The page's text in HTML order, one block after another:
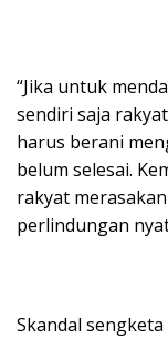
“Jika untuk
sendiri saja
harus berani
belum selesai.
rakyat
perlindungan
Skandal